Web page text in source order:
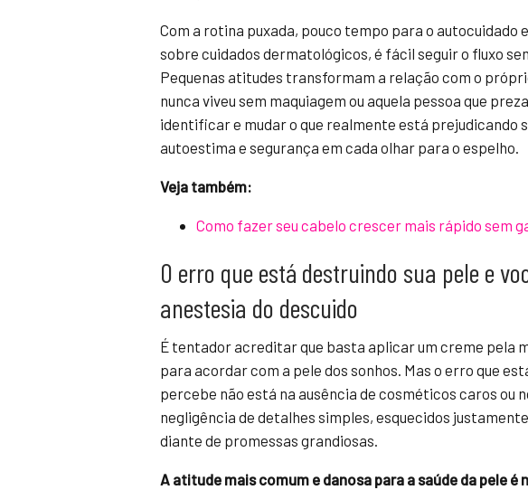
Com a rotina puxada, pouco tempo para o autocuidado
sobre cuidados dermatológicos, é fácil seguir o fluxo
Pequenas atitudes transformam a relação com o
nunca viveu sem maquiagem ou aquela pessoa que
identificar e mudar o que realmente está prejudicando
autoestima e segurança em cada olhar para o espelho.
Veja também:
Como fazer seu cabelo crescer mais rápido sem
O erro que está destruindo sua pele e
anestesia do descuido
É tentador acreditar que basta aplicar um creme pela
para acordar com a pele dos sonhos. Mas o erro que
percebe não está na ausência de cosméticos caros ou
negligência de detalhes simples, esquecidos
diante de promessas grandiosas.
A atitude mais comum e danosa para a saúde da pele